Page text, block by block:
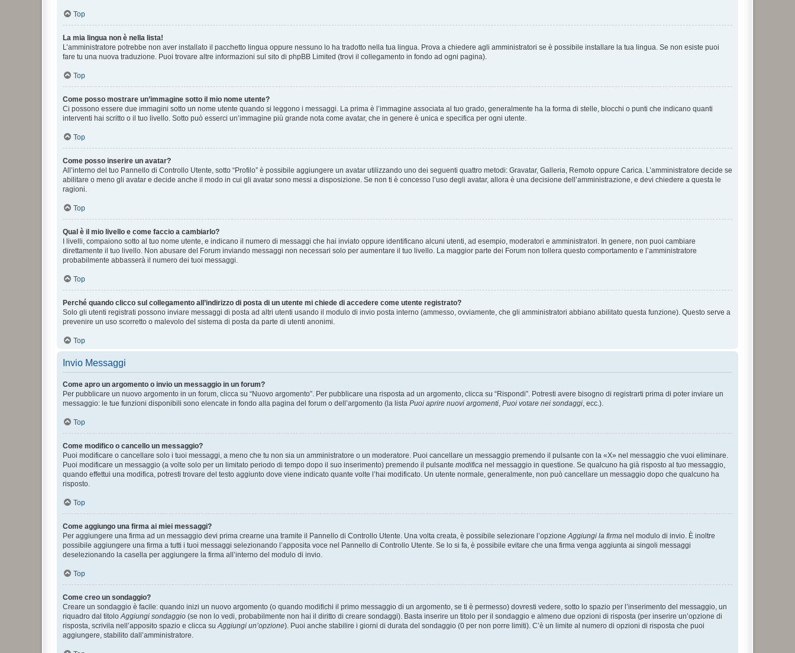
Top
La mia lingua non è nella lista!
L’amministratore potrebbe non aver installato il pacchetto lingua oppure nessuno lo ha tradotto nella tua lingua. Prova a chiedere agli amministratori se è possibile installare la tua lingua. Se non esiste puoi
fare tu una nuova traduzione. Puoi trovare altre informazioni sul sito di phpBB Limited (trovi il collegamento in fondo ad ogni pagina).
Top
Come posso mostrare un’immagine sotto il mio nome utente?
Ci possono essere due immagini sotto un nome utente quando si leggono i messaggi. La prima è l’immagine associata al tuo grado, generalmente ha la forma di stelle, blocchi o punti che indicano quanti
interventi hai scritto o il tuo livello. Sotto può esserci un’immagine più grande nota come avatar, che in genere è unica e specifica per ogni utente.
Top
Come posso inserire un avatar?
All’interno del tuo Pannello di Controllo Utente, sotto “Profilo” è possibile aggiungere un avatar utilizzando uno dei seguenti quattro metodi: Gravatar, Galleria, Remoto oppure Carica. L’amministratore decide se
abilitare o meno gli avatar e decide anche il modo in cui gli avatar sono messi a disposizione. Se non ti è concesso l’uso degli avatar, allora è una decisione dell’amministrazione, e devi chiedere a questa le
ragioni.
Top
Qual è il mio livello e come faccio a cambiarlo?
I livelli, compaiono sotto al tuo nome utente, e indicano il numero di messaggi che hai inviato oppure identificano alcuni utenti, ad esempio, moderatori e amministratori. In genere, non puoi cambiare
direttamente il tuo livello. Non abusare del Forum inviando messaggi non necessari solo per aumentare il tuo livello. La maggior parte dei Forum non tollera questo comportamento e l’amministratore
probabilmente abbasserà il numero dei tuoi messaggi.
Top
Perché quando clicco sul collegamento all’indirizzo di posta di un utente mi chiede di accedere come utente registrato?
Solo gli utenti registrati possono inviare messaggi di posta ad altri utenti usando il modulo di invio posta interno (ammesso, ovviamente, che gli amministratori abbiano abilitato questa funzione). Questo serve a
prevenire un uso scorretto o malevolo del sistema di posta da parte di utenti anonimi.
Top
Invio Messaggi
Come apro un argomento o invio un messaggio in un forum?
Per pubblicare un nuovo argomento in un forum, clicca su “Nuovo argomento”. Per pubblicare una risposta ad un argomento, clicca su “Rispondi”. Potresti avere bisogno di registrarti prima di poter inviare un
messaggio: le tue funzioni disponibili sono elencate in fondo alla pagina del forum o dell’argomento (la lista Puoi aprire nuovi argomenti Puoi votare nei sondaggi , ecc.).
Top
Come modifico o cancello un messaggio?
Puoi modificare o cancellare solo i tuoi messaggi, a meno che tu non sia un amministratore o un moderatore. Puoi cancellare un messaggio premendo il pulsante con la «X» nel messaggio che vuoi eliminare.
Puoi modificare un messaggio (a volte solo per un limitato periodo di tempo dopo il suo inserimento) premendo il pulsante modifica nel messaggio in questione. Se qualcuno ha già risposto al tuo messaggio,
quando effettui una modifica, potresti trovare del testo aggiunto dove viene indicato quante volte l’hai modificato. Un utente normale, generalmente, non può cancellare un messaggio dopo che qualcuno ha
risposto.
Top
Come aggiungo una firma ai miei messaggi?
Per aggiungere una firma ad un messaggio devi prima crearne una tramite il Pannello di Controllo Utente. Una volta creata, è possibile selezionare l’opzione Aggiungi la firma nel modulo di invio. È inoltre
possibile aggiungere una firma a tutti i tuoi messaggi selezionando l’apposita voce nel Pannello di Controllo Utente. Se lo si fa, è possibile evitare che una firma venga aggiunta ai singoli messaggi
deselezionando la casella per aggiungere la firma all’interno del modulo di invio.
Top
Come creo un sondaggio?
Creare un sondaggio è facile: quando inizi un nuovo argomento (o quando modifichi il primo messaggio di un argomento, se ti è permesso) dovresti vedere, sotto lo spazio per l’inserimento del messaggio, un
riquadro dal titolo Aggiungi sondaggio (se non lo vedi, probabilmente non hai il diritto di creare sondaggi). Basta inserire un titolo per il sondaggio e almeno due opzioni di risposta (per inserire un’opzione di
risposta, scrivila nell’apposito spazio e clicca su Aggiungi un’opzione). Puoi anche stabilire i giorni di durata del sondaggio (0 per non porre limiti). C’è un limite al numero di opzioni di risposta che puoi
aggiungere, stabilito dall’amministratore.